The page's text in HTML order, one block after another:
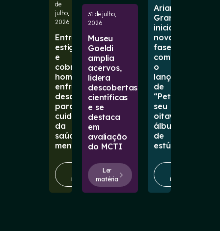
de
julho,
2026
Entre
estigmas
e
cobranças,
homens
enfrentam
desafios
para
cuidar
da
saúde
mental
matéria
31 de julho,
2026
Museu
Goeldi
amplia
acervos,
lidera
descobertas
científicas
e se
destaca
em
avaliação
do MCTI
Ler
matéria
Ariana
Grande
inicia
nova
fase
com
o
lançamento
de
“Petal”,
seu
oitavo
álbum
de
estúdio
matéria